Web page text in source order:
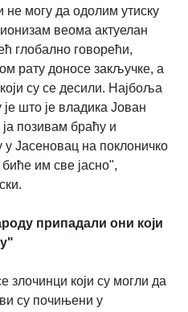
не могу да одолим утиску
веома актуелан
глобално говорећи,
рату доносе закључке, а
који су се десили. Најбоља
што је владика Јован
позивам браћу и
Јасеновац на поклоничко
им све јасно",
припадали они који
злочинци који су могли да
су почињени у